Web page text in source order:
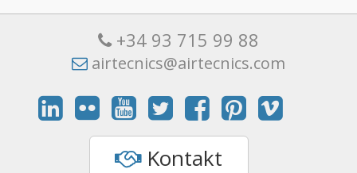
+34 93 715 99 88
airtecnics@airtecnics.com
Kontakt